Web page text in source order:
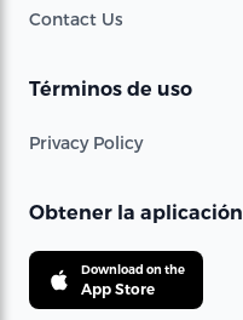
Contact Us
Términos de uso
Privacy Policy
Obtener la aplicación
Download on the
App Store